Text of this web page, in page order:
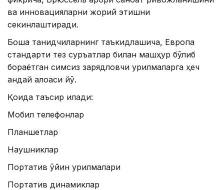
ва инновацияларни жорий этишни
секинлаштиради.
Бошқа танқидчиларнинг таъкидлашича, Европа
стандарти тез суръатлар билан машҳур бўлиб
бораётган симсиз зарядловчи қурилмаларга ҳеч
қандай алоқаси йўқ.
Қоида таъсир қилади:
Мобил телефонлар
Планшетлар
Наушниклар
Портатив ўйин қурилмалари
Портатив динамиклар